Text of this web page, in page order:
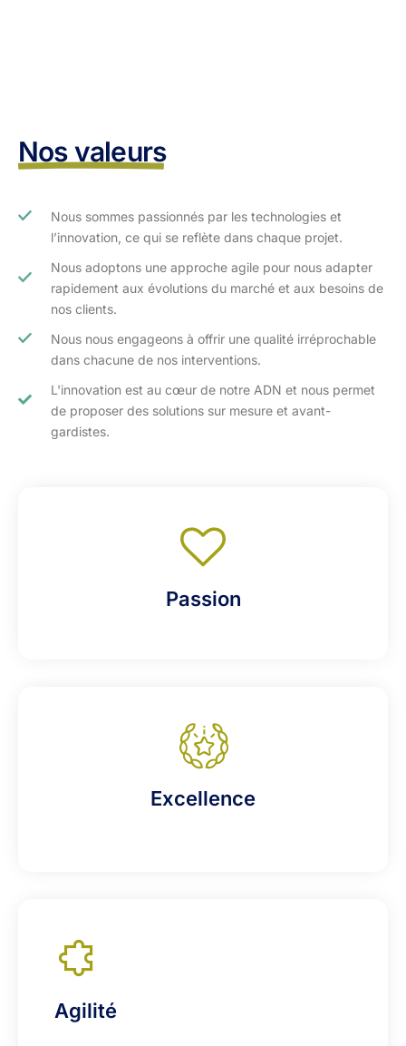
Nos valeurs
Nous sommes passionnés par les technologies et
l’innovation, ce qui se reflète dans chaque projet.
Nous adoptons une approche agile pour nous adapter
rapidement aux évolutions du marché et aux besoins de
nos clients.​
Nous nous engageons à offrir une qualité irréprochable
dans chacune de nos interventions.
L'innovation est au cœur de notre ADN et nous permet
de proposer des solutions sur mesure et avant-
gardistes.
Passion
Excellence
Agilité